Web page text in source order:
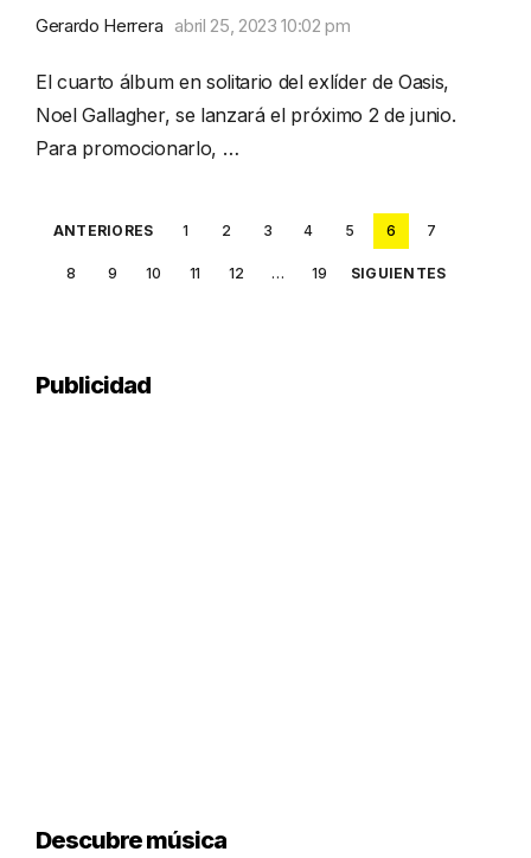
Gerardo Herrera abril 25, 2023 10:02 pm
El cuarto álbum en solitario del exlíder de Oasis,
Noel Gallagher, se lanzará el próximo 2 de junio.
Para promocionarlo, …
Posts
pagination
ANTERIORES 1 2 3 4 5 6 7
8 9 10 11 12 … 19 SIGUIENTES
Publicidad
Descubre música